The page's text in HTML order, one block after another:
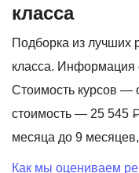
класса
Подборка из лучших
класса. Информация
Стоимость курсов —
стоимость — 25 545
месяца до 9
Как мы оцениваем
Разработка
Маркетинг
Дизайн